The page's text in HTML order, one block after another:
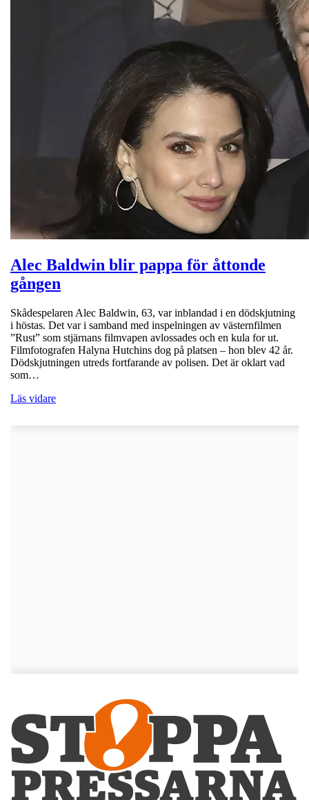
Alec Baldwin blir pappa för åttonde
gången
Skådespelaren Alec Baldwin, 63, var inblandad i en dödskjutning
i höstas. Det var i samband med inspelningen av västernfilmen
”Rust” som stjärnans filmvapen avlossades och en kula for ut.
Filmfotografen Halyna Hutchins dog på platsen – hon blev 42 år.
Dödskjutningen utreds fortfarande av polisen. Det är oklart vad
som…
Läs vidare